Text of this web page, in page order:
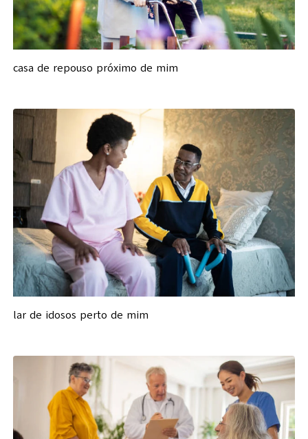
casa de repouso próximo de mim
lar de idosos perto de mim